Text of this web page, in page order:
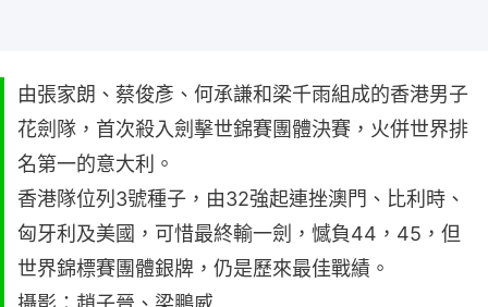
由張家朗、蔡俊彥、何承謙和梁千雨組成的香港男子
花劍隊，首次殺入劍擊世錦賽團體決賽，火併世界排
名第一的意大利。
香港隊位列3號種子，由32強起連挫澳門、比利時、
匈牙利及美國，可惜最終輸一劍，憾負44，45，但
世界錦標賽團體銀牌，仍是歷來最佳戰績。